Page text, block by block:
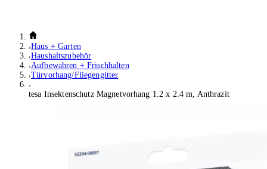
Haus + Garten
Haushaltszubehör
Aufbewahren + Frischhalten
Türvorhang/Fliegengitter
tesa Insektenschutz Magnetvorhang 1.2 x 2.4 m, Anthrazit